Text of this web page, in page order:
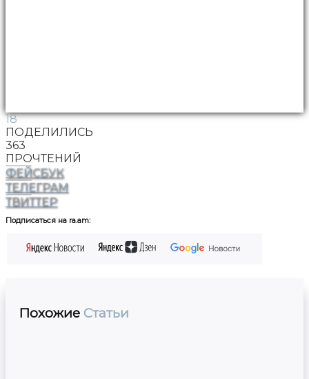
18
ПОДЕЛИЛИСЬ
363
ПРОЧТЕНИЙ
ФЕЙСБУК
ТЕЛЕГРАМ
ТВИТТЕР
Подписаться на ra.am:
Похожие Статьи